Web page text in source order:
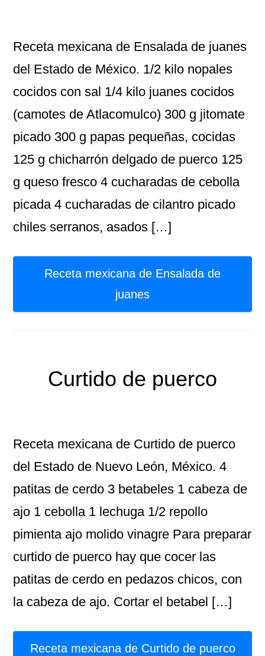
Receta mexicana de Ensalada de juanes
del Estado de México. 1/2 kilo nopales
cocidos con sal 1/4 kilo juanes cocidos
(camotes de Atlacomulco) 300 g jitomate
picado 300 g papas pequeñas, cocidas
125 g chicharrón delgado de puerco 125
g queso fresco 4 cucharadas de cebolla
picada 4 cucharadas de cilantro picado
chiles serranos, asados […]
Receta mexicana de Ensalada de
juanes
Curtido de puerco
Receta mexicana de Curtido de puerco
del Estado de Nuevo León, México. 4
patitas de cerdo 3 betabeles 1 cabeza de
ajo 1 cebolla 1 lechuga 1/2 repollo
pimienta ajo molido vinagre Para preparar
curtido de puerco hay que cocer las
patitas de cerdo en pedazos chicos, con
la cabeza de ajo. Cortar el betabel […]
Receta mexicana de Curtido de puerco